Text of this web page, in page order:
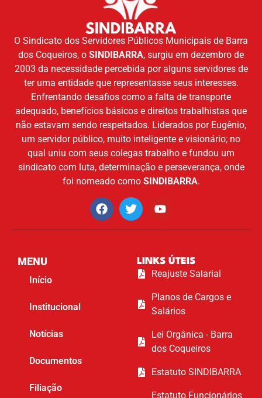
O Sindicato dos Servidores Públicos Municipais de Barra
dos Coqueiros, o SINDIBARRA, surgiu em dezembro de
2003 da necessidade percebida por alguns servidores de
ter uma entidade que representasse seus interesses.
Enfrentando desafios como a falta de transporte
adequado, benefícios básicos e direitos trabalhistas que
não estavam sendo respeitados. Liderados por Eugênio,
um servidor público, muito inteligente e visionário; no
qual uniu com seus colegas trabalho e fundou um
sindicato com luta, determinação e perseverança, onde
foi nomeado como SINDIBARRA.
MENU
Início
Institucional
Notícias
Documentos
Filiação
LINKS ÚTEIS
Reajuste Salarial
Planos de Cargos e
Salários
Lei Orgânica - Barra
dos Coqueiros
Estatuto SINDIBARRA
Estatuto Funcionários